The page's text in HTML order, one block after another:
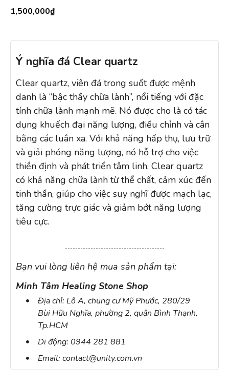
1,500,000₫
Ý nghĩa đá Clear quartz
Clear quartz, viên đá trong suốt được mệnh
danh là “bậc thầy chữa lành”, nổi tiếng với đặc
tính chữa lành mạnh mẽ. Nó được cho là có tác
dụng khuếch đại năng lượng, điều chỉnh và cân
bằng các luân xa. Với khả năng hấp thụ, lưu trữ
và giải phóng năng lượng, nó hỗ trợ cho việc
thiền định và phát triển tâm linh. Clear quartz
có khả năng chữa lành từ thể chất, cảm xúc đến
tinh thần, giúp cho việc suy nghĩ được mạch lạc,
tăng cường trực giác và giảm bớt năng lượng
tiêu cực.
Bạn vui lòng liên hệ mua sản phẩm tại:
Minh Tâm Healing Stone Shop
Địa chỉ: Lô A, chung cư Mỹ Phước, 280/29
Bùi Hữu Nghĩa, phường 2, quận Bình Thạnh,
Tp.HCM
Di động: 0944 281 881
Email: contact@unity.com.vn